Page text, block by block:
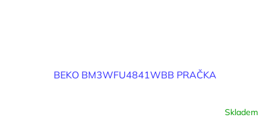
BEKO BM3WFU4841WBB PRAČKA
Skladem